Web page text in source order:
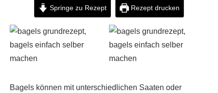
Springe zu Rezept Rezept drucken
Bagels können mit unterschiedlichen Saaten oder